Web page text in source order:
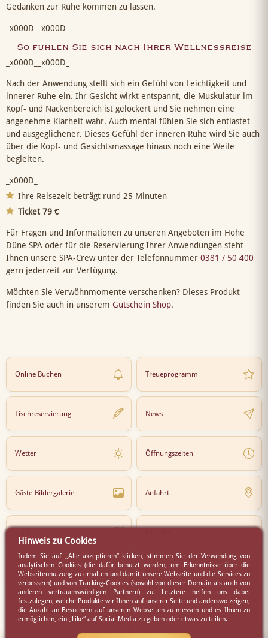
Gedanken zur Ruhe kommen zu lassen.
_x000D__x000D_
So fühlen Sie sich nach Ihrer Wellnessreise
_x000D__x000D_
Nach der Anwendung stellt sich ein Gefühl von Leichtigkeit und
innerer Ruhe ein. Ihr Gesicht wirkt entspannt, die Muskulatur im
Kopf- und Nackenbereich ist gelockert und Sie nehmen eine
angenehme Klarheit wahr. Auch mental fühlen Sie sich entlastet
und ausgeglichener. Dieses Gefühl der inneren Ruhe wird Sie auch
über die Kopf- und Gesichtsmassage hinaus noch eine Weile
begleiten.
_x000D_
Ihre Reisezeit beträgt rund 25 Minuten
Ticket 79 €
Für Fragen und Informationen zu unseren Angeboten im Hohe
Düne SPA oder für die Reservierung Ihrer Anwendungen steht
Ihnen unsere SPA-Crew unter der Telefonnummer 0381 / 50 400
gern jederzeit zur Verfügung.
Möchten Sie Verwöhnmomente verschenken? Dieses Produkt
finden Sie auch in unserem Gutschein Shop.
Online Buchen Treueprogramm
Tischreservierung News
Wetter Öffnungszeiten
Gäste-Bildergalerie Anfahrt
Newsletter Partner
Virtueller Rundgang Presse
Hinweis zu Cookies
Indem Sie auf „Alle akzeptieren” klicken, stimmen Sie der Verwendung von
analytischen Cookies (die dafür benutzt werden, um Erkenntnisse über die
Webseitennutzung zu erhalten und damit unsere Webseite und die Services zu
verbessern) und von Tracking-Cookies (sowohl von dieser Domain als auch von
anderen vertrauenswürdigen Partnern) zu. Letztere helfen uns dabei
festzulegen, welche Produkte wir Ihnen auf unserer Seite und anderswo zeigen,
die Anzahl an Besuchern auf unseren Webseiten zu messen und es Ihnen zu
ermöglichen, ein „Like“ auf Social Media zu geben oder etwas zu teilen.